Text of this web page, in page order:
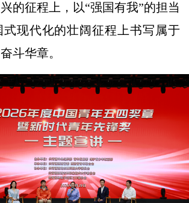
的征程上，以“强国有我”的担当
现代化的壮阔征程上书写属于
斗华章。